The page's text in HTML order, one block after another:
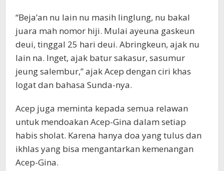
“Beja’an nu lain nu masih linglung, nu bakal
juara mah nomor hiji. Mulai ayeuna gaskeun
deui, tinggal 25 hari deui. Abringkeun, ajak nu
lain na. Inget, ajak batur sakasur, sasumur
jeung salembur,” ajak Acep dengan ciri khas
logat dan bahasa Sunda-nya.
Acep juga meminta kepada semua relawan
untuk mendoakan Acep-Gina dalam setiap
habis sholat. Karena hanya doa yang tulus dan
ikhlas yang bisa mengantarkan kemenangan
Acep-Gina.